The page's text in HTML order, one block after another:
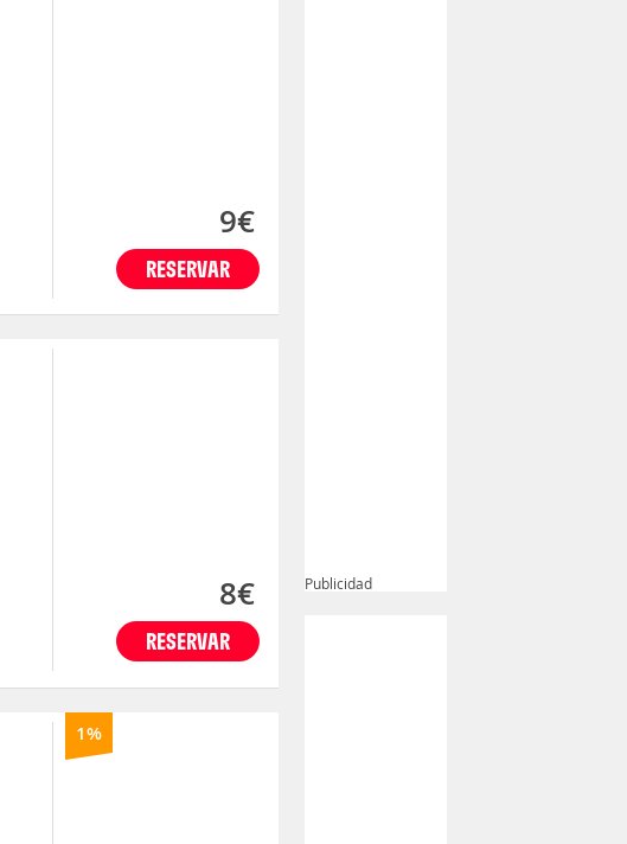
RESERVAR
9€
RESERVAR
8€
1%
Publicidad